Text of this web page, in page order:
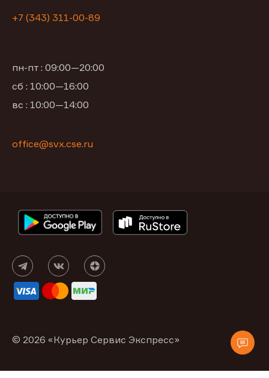
+7 (343) 311-00-89
пн-пт : 09:00—20:00
сб : 10:00—16:00
вс : 10:00—14:00
office@svx.cse.ru
© 2026 «Курьер Сервис Экспресс»